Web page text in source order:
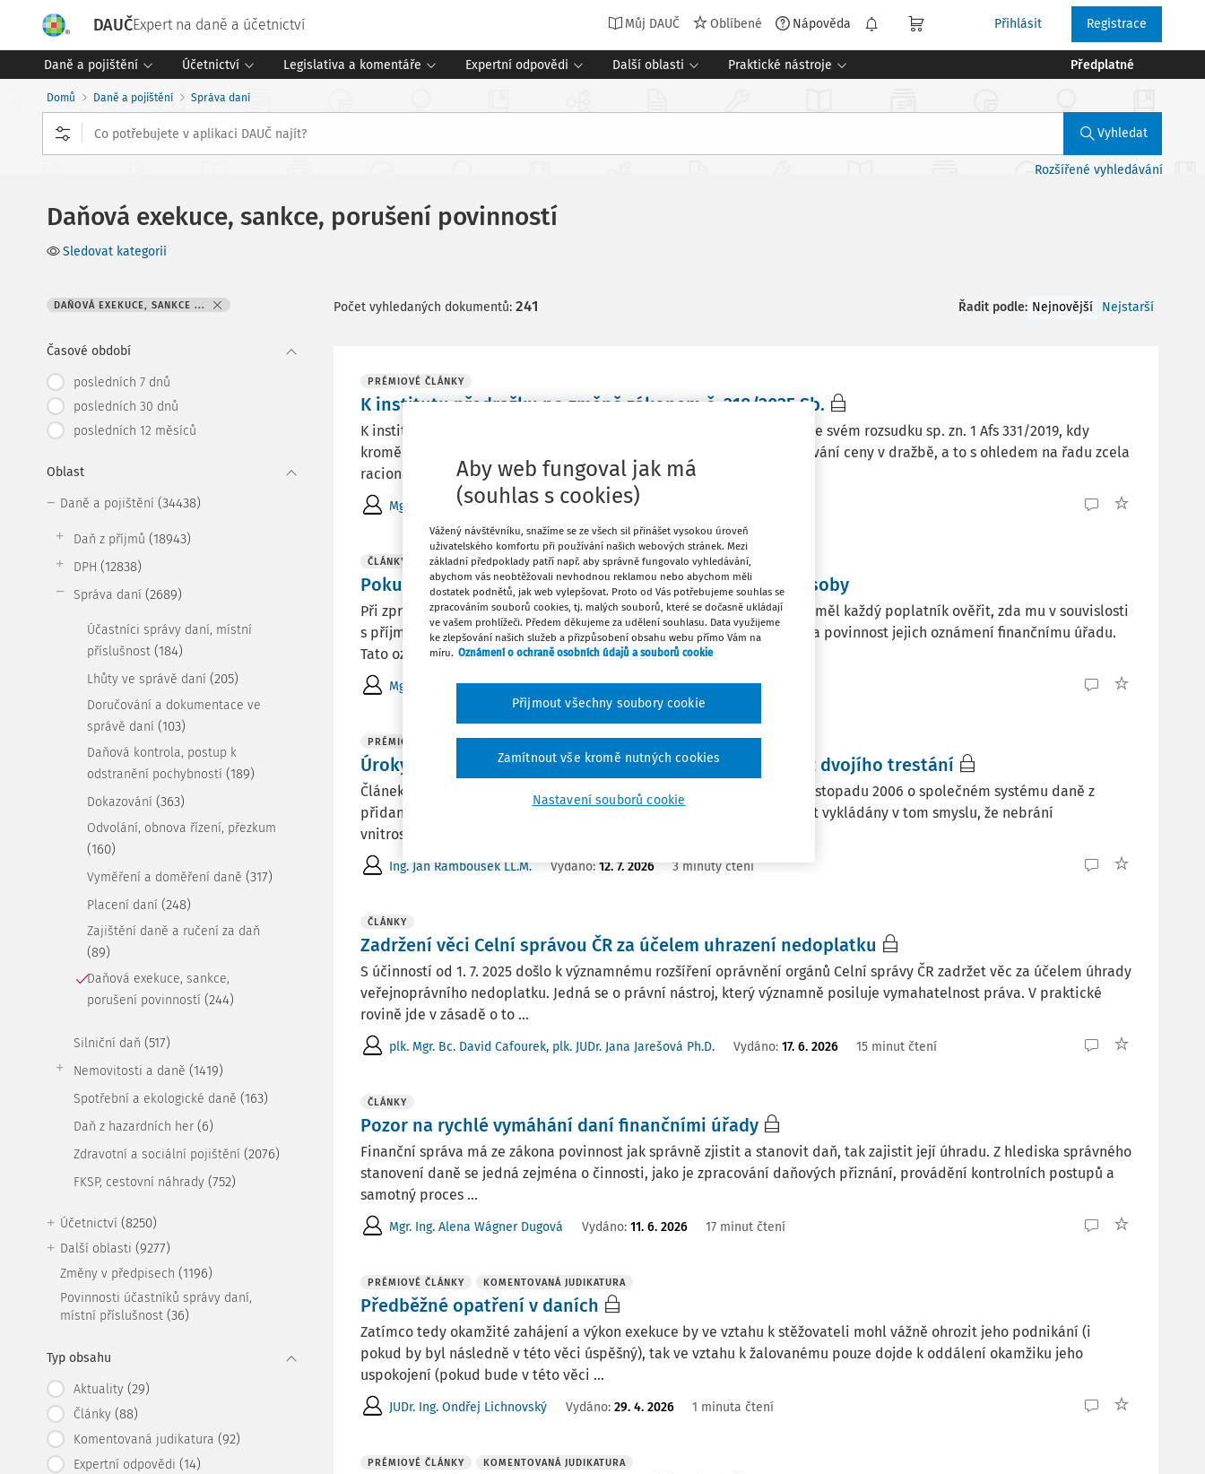
DAUČExpert na daně a účetnictví Můj DAUČ Oblíbené Nápověda Přihlásit Registrace
Daně a pojištění Účetnictví Legislativa a komentáře Expertní odpovědi Další oblasti Praktické nástroje Předplatné
Domů Daně a pojištění Správa daní
Vyhledat
Rozšířené vyhledávání
Daňová exekuce, sankce, porušení povinností
Sledovat kategorii
DAŇOVÁ EXEKUCE, SANKCE ...
Časové období
posledních 7 dnů
posledních 30 dnů
posledních 12 měsíců
Oblast
Daně a pojištění (34438)
Daň z příjmů (18943)
DPH (12838)
Správa daní (2689)
Účastníci správy daní, místní
příslušnost (184)
Lhůty ve správě daní (205)
Doručování a dokumentace ve
správě daní (103)
Daňová kontrola, postup k
odstranění pochybností (189)
Dokazování (363)
Odvolání, obnova řízení, přezkum
(160)
Vyměření a doměření daně (317)
Placení daní (248)
Zajištění daně a ručení za daň
(89)
Daňová exekuce, sankce,
porušení povinností (244)
Silniční daň (517)
Nemovitosti a daně (1419)
Spotřební a ekologické daně (163)
Daň z hazardních her (6)
Zdravotní a sociální pojištění (2076)
FKSP, cestovní náhrady (752)
Účetnictví (8250)
Další oblasti (9277)
Změny v předpisech (1196)
Povinnosti účastníků správy daní,
místní příslušnost (36)
Typ obsahu
Aktuality (29)
Články (88)
Komentovaná judikatura (92)
Expertní odpovědi (14)
Počet vyhledaných dokumentů: 241 Řadit podle: Nejnovější Nejstarší
PRÉMIOVÉ ČLÁNKY
K institutu předražku po změně zákonem č. 218/2025 Sb.
K institutu předražku se již svého času vyjádřil Nejvyšší správní soud ve svém rozsudku sp. zn. 1 Afs 331/2019, kdy
kromě jiného konstatoval, že dražitelé mohou záměrně ustat ve zvyšování ceny v dražbě, a to s ohledem na řadu zcela
racionálních faktorů: od ...
Mgr. Petr Taranda Vydáno: 22. 7. 2026 7 minut čtení
ČLÁNKY
Pokuta za neoznámení osvobozeného příjmu fyzické osoby
Při zpracování daňového přiznání k dani z příjmů fyzických osob by si měl každý poplatník ověřit, zda mu v souvislosti
s příjmy osvobozenými od daně s hranicí nad 5 mil. Kč za rok nevznikla povinnost jejich oznámení finančnímu úřadu.
Tato oznamovací ...
Mgr. Ing. Alena Wágner Dugová Vydáno:15. 7. 2026 15 minut čtení
PRÉMIOVÉ ČLÁNKY KOMENTOVANÁ JUDIKATURA
Úroky z prodlení u DPH, zásada proporcionality a zákaz dvojího trestání
Článek 325 SFEU a článek 273 směrnice Rady 2006/112/ES ze dne 28. listopadu 2006 o společném systému daně z
přidané hodnoty, nahlížené ve světle zásady proporcionality, musí být vykládány v tom smyslu, že nebrání
vnitrostátní právní úpravě, která ...
Ing. Jan Rambousek LL.M. Vydáno:12. 7. 2026 3 minuty čtení
ČLÁNKY
Zadržení věci Celní správou ČR za účelem uhrazení nedoplatku
S účinností od 1. 7. 2025 došlo k významnému rozšíření oprávnění orgánů Celní správy ČR zadržet věc za účelem úhrady
veřejnoprávního nedoplatku. Jedná se o právní nástroj, který významně posiluje vymahatelnost práva. V praktické
rovině jde v zásadě o to ...
plk. Mgr. Bc. David Cafourek, plk. JUDr. Jana Jarešová Ph.D. Vydáno: 17. 6. 2026 15 minut čtení
ČLÁNKY
Pozor na rychlé vymáhání daní finančními úřady
Finanční správa má ze zákona povinnost jak správně zjistit a stanovit daň, tak zajistit její úhradu. Z hlediska správného
stanovení daně se jedná zejména o činnosti, jako je zpracování daňových přiznání, provádění kontrolních postupů a
samotný proces ...
Mgr. Ing. Alena Wágner Dugová Vydáno: 11. 6. 2026 17 minut čtení
PRÉMIOVÉ ČLÁNKY KOMENTOVANÁ JUDIKATURA
Předběžné opatření v daních
Zatímco tedy okamžité zahájení a výkon exekuce by ve vztahu k stěžovateli mohl vážně ohrozit jeho podnikání (i
pokud by byl následně v této věci úspěšný), tak ve vztahu k žalovanému pouze dojde k oddálení okamžiku jeho
uspokojení (pokud bude v této věci ...
JUDr. Ing. Ondřej Lichnovský Vydáno: 29. 4. 2026 1 minuta čtení
PRÉMIOVÉ ČLÁNKY KOMENTOVANÁ JUDIKATURA
Aby web fungoval jak má
(souhlas s cookies)
Vážený návštěvníku, snažíme se ze všech sil přinášet vysokou úroveň
uživatelského komfortu při používání našich webových stránek. Mezi
základní předpoklady patří např. aby správně fungovalo vyhledávání,
abychom vás neobtěžovali nevhodnou reklamou nebo abychom měli
dostatek podnětů, jak web vylepšovat. Proto od Vás potřebujeme souhlas se
zpracováním souborů cookies, tj. malých souborů, které se dočasně ukládají
ve vašem prohlížeči. Předem děkujeme za udělení souhlasu. Data využijeme
ke zlepšování našich služeb a přizpůsobení obsahu webu přímo Vám na
míru. Oznámení o ochraně osobních údajů a souborů cookie
Nastavení souborů cookie
Zamítnout vše kromě nutných cookies
Přijmout všechny soubory cookie